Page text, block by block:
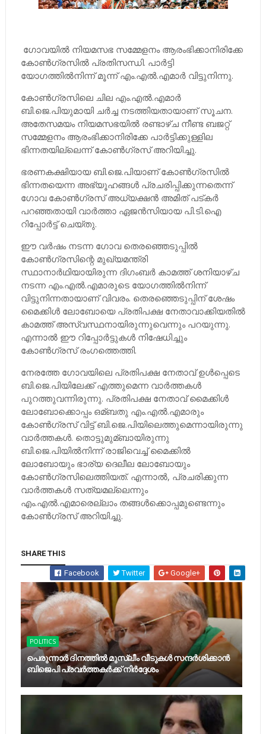
ഗോവയില്‍ നിയമസഭ സമ്മേളനം ആരംഭിക്കാനിരിക്കേ
കോണ്‍ഗ്രസില്‍ പ്രതിസന്ധി. പാര്‍ട്ടി
യോഗത്തില്‍നിന്ന് മൂന്ന് എം.എല്‍.എമാര്‍ വിട്ടുനിന്നു.
കോണ്‍ഗ്രസിലെ ചില എം.എല്‍.എമാര്‍
ബി.ജെ.പിയുമായി ചര്‍ച്ച നടത്തിയതായാണ് സൂചന.
അതേസമയം നിയമസഭയില്‍ രണ്ടാഴ്ച നീണ്ട ബജറ്റ്
സമ്മേളനം ആരംഭിക്കാനിരിക്കേ പാര്‍ട്ടിക്കുള്ളില
ഭിന്നതയില്ലെന്ന് കോണ്‍ഗ്രസ് അറിയിച്ചു.
ഭരണകക്ഷിയായ ബി.ജെ.പിയാണ് കോണ്‍ഗ്രസില്‍
ഭിന്നതയെന്ന അഭ്യൂഹങ്ങള്‍ ​പ്രചരിപ്പിക്കുന്നതെന്ന്
ഗോവ കോണ്‍ഗ്രസ് അധ്യക്ഷന്‍ അമിത് പട്കര്‍
പറഞ്ഞതായി വാര്‍ത്താ ഏജന്‍സിയായ പി.ടി.ഐ
റിപ്പോര്‍ട്ട് ചെയ്തു. ​​
ഈ വര്‍ഷം നടന്ന ഗോവ തെരഞ്ഞെടുപ്പില്‍
കോണ്‍ഗ്രസിന്റെ മുഖ്യമന്ത്രി
സ്ഥാനാര്‍ഥിയായിരുന്ന ദിഗംബര്‍ കാമത്ത് ശനിയാഴ്ച
നടന്ന എം.എല്‍.എമാരുടെ യോഗത്തില്‍നിന്ന്
വിട്ടുനിന്നതായാണ് വിവരം. തെരഞ്ഞെടുപ്പിന് ശേഷം
മൈക്കിള്‍ ലോബോയെ പ്രതിപക്ഷ നേതാവാക്കിയതില്‍
കാമത്ത് അസ്വസ്ഥനായിരുന്നുവെന്നും പറയുന്നു.
എന്നാല്‍ ഈ റിപ്പോര്‍ട്ടുകള്‍ നിഷേധിച്ചും
കോണ്‍ഗ്രസ് രംഗത്തെത്തി.
നേരത്തേ ഗോവയിലെ പ്രതിപക്ഷ നേതാവ് ഉള്‍പ്പെടെ
ബി.ജെ.പിയിലേക്ക് എത്തുമെന്ന വാര്‍ത്തകള്‍
പുറത്തുവന്നിരുന്നു. പ്രതിപക്ഷ നേതാവ് മൈക്കിള്‍
ലോബോക്കൊപ്പം ഒമ്ബതു എം.എല്‍.എമാരും
കോണ്‍ഗ്രസ് വിട്ട് ബി.ജെ.പിയിലെത്തുമെന്നായിരുന്നു
വാര്‍ത്തകള്‍. തൊട്ടുമുമ്ബായിരുന്നു ​
ബി.ജെ.പിയില്‍നിന്ന് രാജിവെച്ച്‌ മൈക്കില്‍
ലോബോയും ഭാര്യ ദെലീല ലോബോയും
കോണ്‍ഗ്രസിലെത്തിയത്. എന്നാല്‍, പ്രചരിക്കുന്ന
വാര്‍ത്തകള്‍ സത്യമല്ലെന്നും
എം.എല്‍.എമാരെല്ലാം തങ്ങള്‍ക്കൊപ്പമുണ്ടെന്നും
കോണ്‍ഗ്രസ് അറിയിച്ചു.
SHARE THIS
Facebook Twitter Google+
POLITICS
പെരുന്നാര്‍ ദിനത്തില്‍ മുസ്ലീം വീടുകള്‍ സന്ദര്‍ശിക്കാന്‍
ബിജെപി പ്രവര്‍ത്തകര്‍ക്ക് നിര്‍ദ്ദേശം